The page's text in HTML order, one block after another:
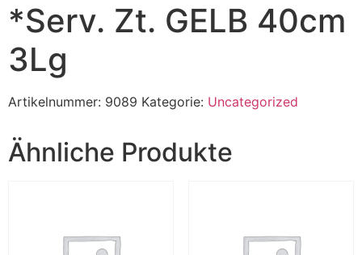
*Serv. Zt. GELB 40cm
3Lg
Artikelnummer: 9089 Kategorie: Uncategorized
Ähnliche Produkte